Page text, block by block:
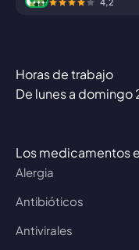
Horas de trabajo
De lunes a domingo
Los medicamentos
Alergia
Antibióticos
Antivirales